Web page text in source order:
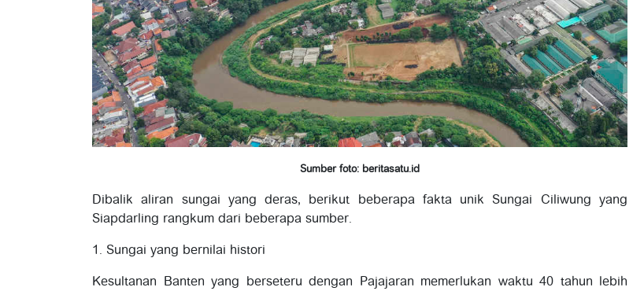
Sumber foto: beritasatu.id
Dibalik aliran sungai yang deras, berikut beberapa fakta unik Sungai Ciliwung yang
Siapdarling rangkum dari beberapa sumber.
1. Sungai yang bernilai histori
Kesultanan Banten yang berseteru dengan Pajajaran memerlukan waktu 40 tahun lebih